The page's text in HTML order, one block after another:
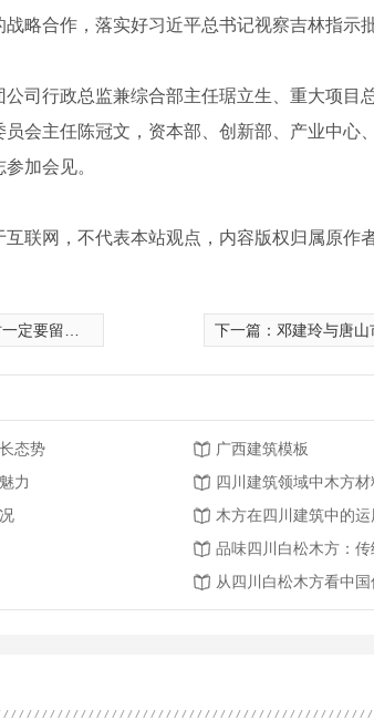
略合作，落实好习近平总书记视察吉林指示
司行政总监兼综合部主任琚立生、重大项目
会主任陈冠文，资本部、创新部、产业中心
加会见。
联网，不代表本站观点，内容版权归属原作
什么事宜？ 下一篇： 邓建玲与唐山
态势
广西建筑模板
力
四川建筑领域中木方
木方在四川建筑中的
品味四川白松木方：
从四川白松木方看中